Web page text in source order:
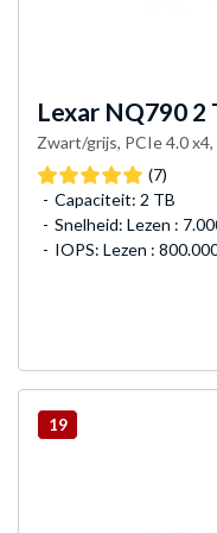
Lexar NQ790 2
Zwart/grijs, PCIe 4.0
(7)
Capaciteit: 2 TB
Snelheid: Lezen :
IOPS: Lezen :
19